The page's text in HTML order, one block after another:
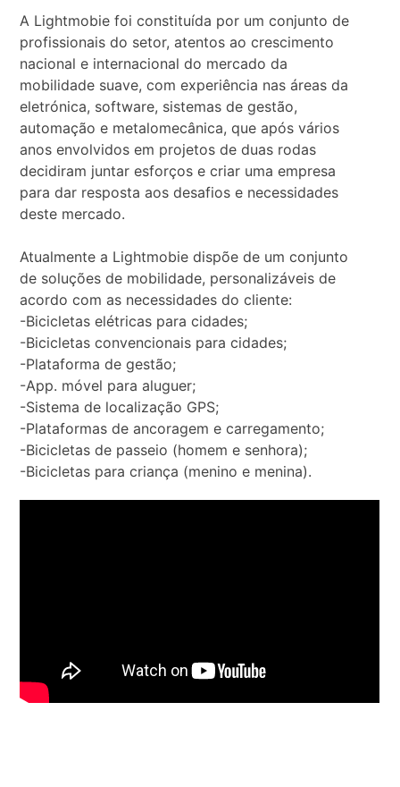
A Lightmobie foi constituída por um conjunto de
profissionais do setor, atentos ao crescimento
nacional e internacional do mercado da
mobilidade suave, com experiência nas áreas da
eletrónica, software, sistemas de gestão,
automação e metalomecânica, que após vários
anos envolvidos em projetos de duas rodas
decidiram juntar esforços e criar uma empresa
para dar resposta aos desafios e necessidades
deste mercado.
Atualmente a Lightmobie dispõe de um conjunto
de soluções de mobilidade, personalizáveis de
acordo com as necessidades do cliente:
-Bicicletas elétricas para cidades;
-Bicicletas convencionais para cidades;
-Plataforma de gestão;
-App. móvel para aluguer;
-Sistema de localização GPS;
-Plataformas de ancoragem e carregamento;
-Bicicletas de passeio (homem e senhora);
-Bicicletas para criança (menino e menina).